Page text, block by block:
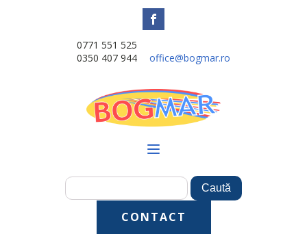
0771 551 525
0350 407 944
office@bogmar.ro
CONTACT